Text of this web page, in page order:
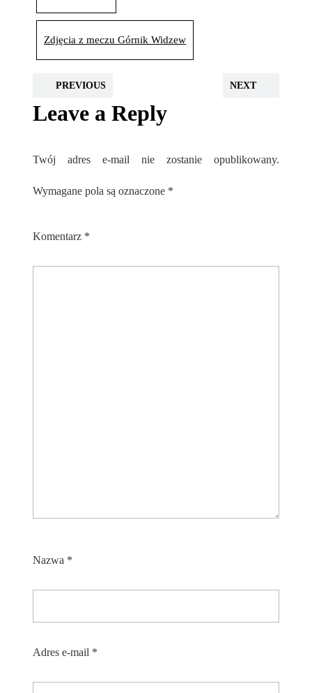
Zdjęcia z meczu Górnik Widzew
PREVIOUS NEXT
Leave a Reply
Twój adres e-mail nie zostanie opublikowany.
Wymagane pola są oznaczone *
Komentarz *
Nazwa *
Adres e-mail *